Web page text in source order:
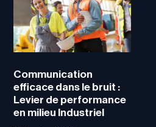
Communication
efficace dans le bruit :
Levier de performance
en milieu Industriel